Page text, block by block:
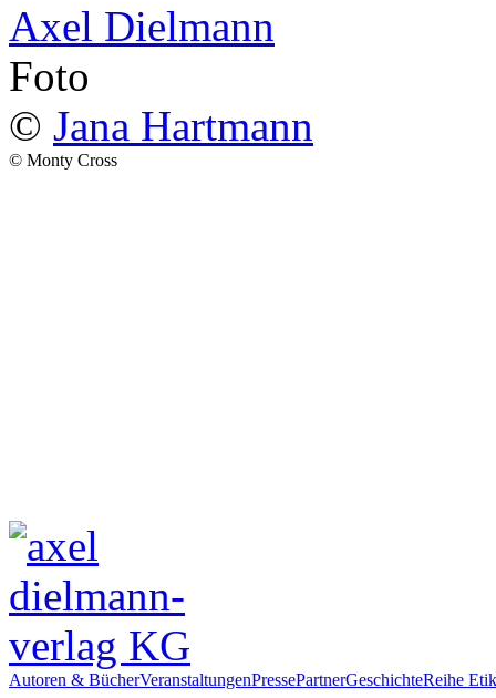
Axel Dielmann
Foto
© Jana Hartmann
© Monty Cross
Autoren & BücherVeranstaltungenPressePartnerGeschichteReihe